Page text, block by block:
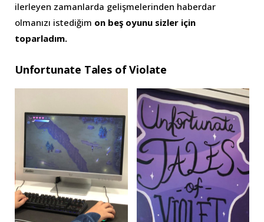
ilerleyen zamanlarda gelişmelerinden haberdar
olmanızı istediğim on beş oyunu sizler için
toparladım.
Unfortunate Tales of Violate